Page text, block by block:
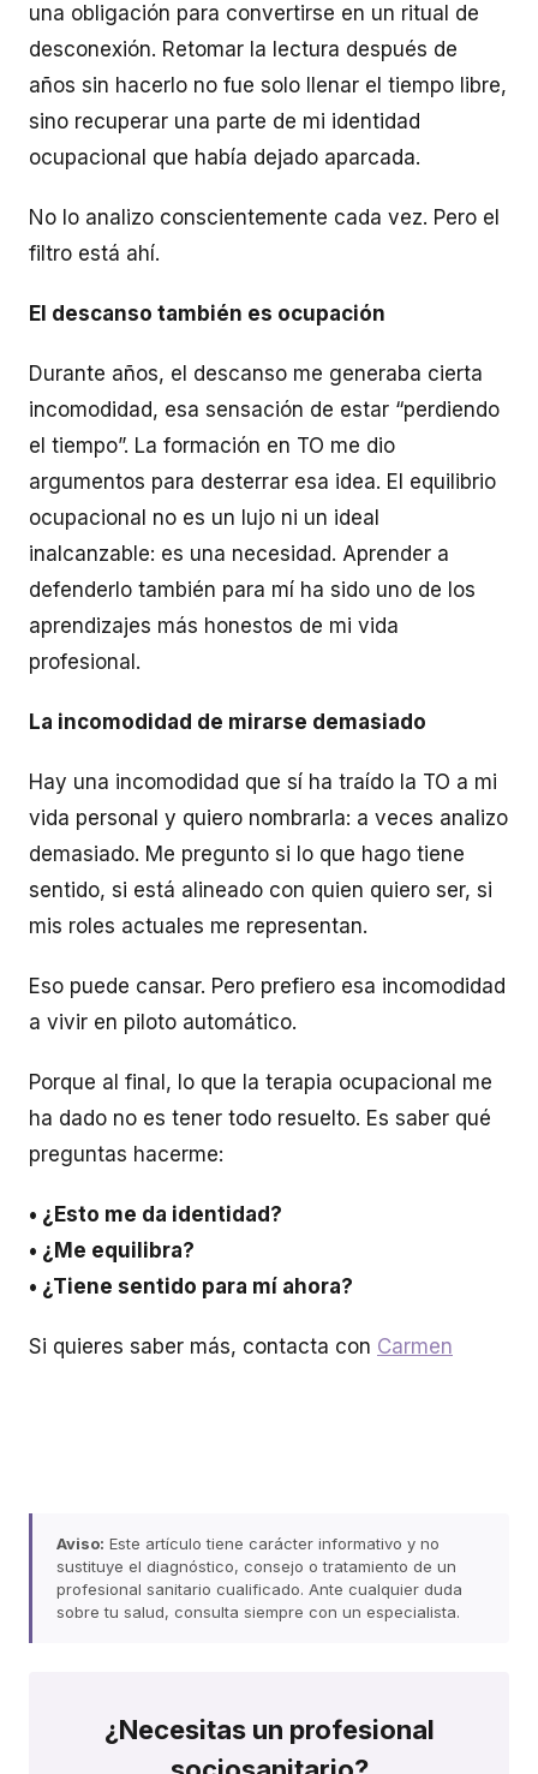
una obligación para convertirse en un ritual de
desconexión. Retomar la lectura después de
años sin hacerlo no fue solo llenar el tiempo libre,
sino recuperar una parte de mi identidad
ocupacional que había dejado aparcada.
No lo analizo conscientemente cada vez. Pero el
filtro está ahí.
El descanso también es ocupación
Durante años, el descanso me generaba cierta
incomodidad, esa sensación de estar “perdiendo
el tiempo”. La formación en TO me dio
argumentos para desterrar esa idea. El equilibrio
ocupacional no es un lujo ni un ideal
inalcanzable: es una necesidad. Aprender a
defenderlo también para mí ha sido uno de los
aprendizajes más honestos de mi vida
profesional.
La incomodidad de mirarse demasiado
Hay una incomodidad que sí ha traído la TO a mi
vida personal y quiero nombrarla: a veces analizo
demasiado. Me pregunto si lo que hago tiene
sentido, si está alineado con quien quiero ser, si
mis roles actuales me representan.
Eso puede cansar. Pero prefiero esa incomodidad
a vivir en piloto automático.
Porque al final, lo que la terapia ocupacional me
ha dado no es tener todo resuelto. Es saber qué
preguntas hacerme:
• ¿Esto me da identidad?
• ¿Me equilibra?
• ¿Tiene sentido para mí ahora?
Si quieres saber más, contacta con Carmen
Aviso: Este artículo tiene carácter informativo y no
sustituye el diagnóstico, consejo o tratamiento de un
profesional sanitario cualificado. Ante cualquier duda
sobre tu salud, consulta siempre con un especialista.
¿Necesitas un profesional